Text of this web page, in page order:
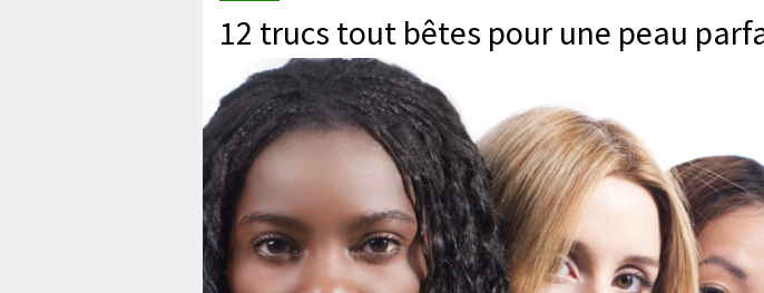
12 trucs tout bêtes pour une peau